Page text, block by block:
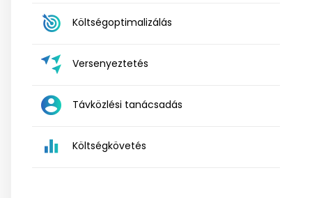
Költségoptimalizálás
Versenyeztetés
Távközlési tanácsadás
Költségkövetés